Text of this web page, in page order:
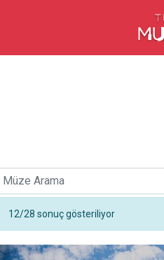
12/28 sonuç gösteriliyor